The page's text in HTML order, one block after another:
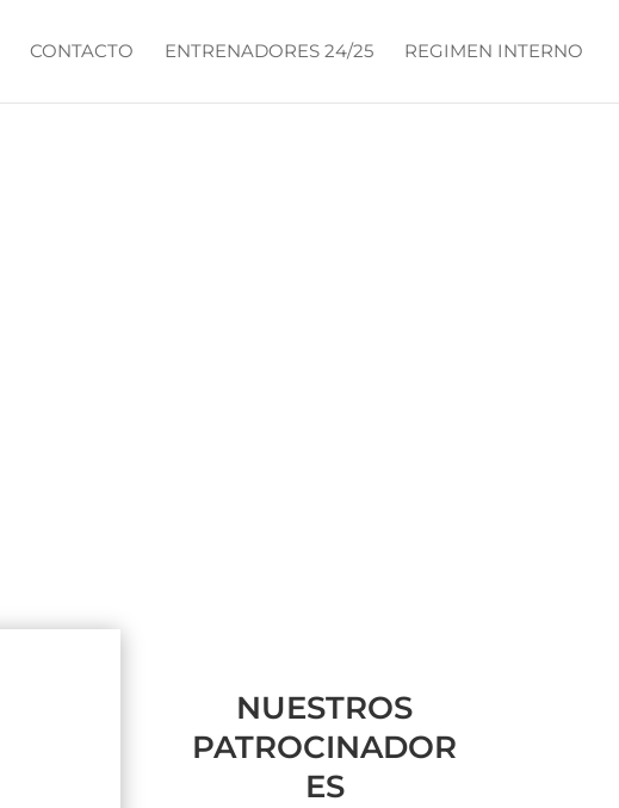
CONTACTO ENTRENADORES 24/25 REGIMEN INTERNO
NUESTROS
PATROCINADOR
ES